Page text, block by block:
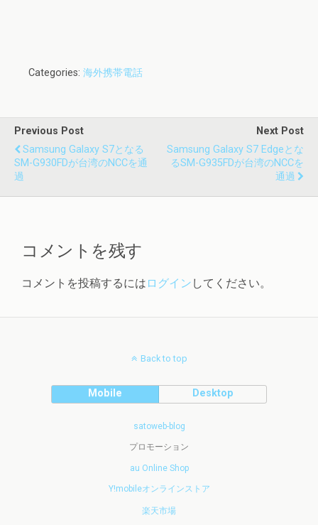
Categories: 海外携帯電話
Previous Post
Samsung Galaxy S7となる
SM-G930FDが台湾のNCCを通
過
Next Post
Samsung Galaxy S7 Edgeとな
るSM-G935FDが台湾のNCCを
通過
コメントを残す
コメントを投稿するには ログイン してください。
Back to top
Mobile Desktop
satoweb-blog
プロモーション
au Online Shop
Y!mobileオンラインストア
楽天市場